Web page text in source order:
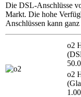
Die DSL-Anschlüsse
Markt. Die hohe
Anschlüssen kann
o2
o2